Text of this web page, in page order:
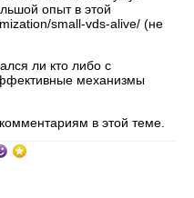
опыт в этой
small-vds-alive/ (не
ли кто либо с
механизмы
в этой теме.